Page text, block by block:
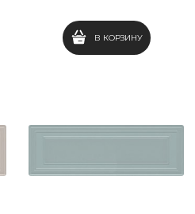
В КОРЗИНУ